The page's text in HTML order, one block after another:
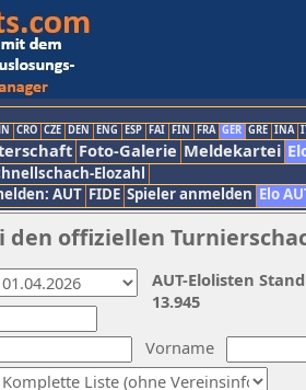
CRO CZE DEN ENG ESP FAI FIN FRA GER GRE INA
Foto-Galerie Meldekartei
Elozahl
AUT FIDE Spieler anmelden Elo
offiziellen
Vorname
AUT-Elolisten
13.945